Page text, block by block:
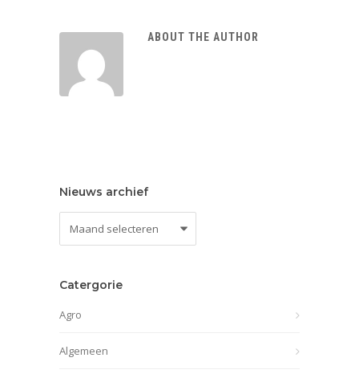
ABOUT THE AUTHOR
Nieuws archief
Catergorie
Agro
Algemeen